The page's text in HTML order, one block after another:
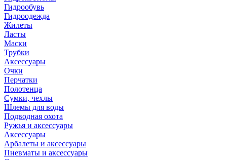
Гидрообувь
Гидроодежда
Жилеты
Ласты
Маски
Трубки
Аксессуары
Очки
Перчатки
Полотенца
Сумки, чехлы
Шлемы для воды
Подводная охота
Ружья и аксессуары
Аксессуары
Арбалеты и аксессуары
Пневматы и аксессуары